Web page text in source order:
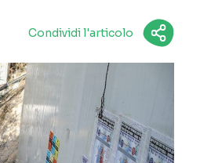
Condividi l'articolo